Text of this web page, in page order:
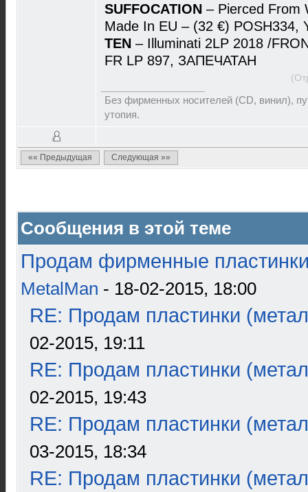
SUFFOCATION – Pierced From
Made In EU – (32 €)
TEN – Illuminati 2LP 2018 /
FR LP 897, ЗАПЕЧАТАН
Без фирменных носителей (CD, винил),
утопия.
«« Предыдущая Следующая »»
Сообщения в этой теме
Продам фирменные
MetalMan - 18-02-2015, 18:00
RE: Продам пластинки
02-2015, 19:11
RE: Продам пластинки
02-2015, 19:43
RE: Продам пластинки
03-2015, 18:34
RE: Продам пластинки